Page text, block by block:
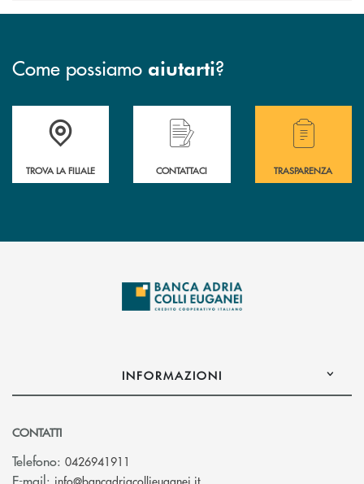
Come possiamo aiutarti?
Accedi all' elenco completo delle filiali .
TROVA LA FILIALE
Hai bisogno di assistenza immediata?
CONTATTACI
Hai bisogno di
TRASPARENZA
INFORMAZIONI
CONTATTI
Telefono: 0426941911
(si apre l’app di posta